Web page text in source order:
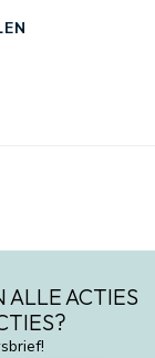
ALLE ACTIES